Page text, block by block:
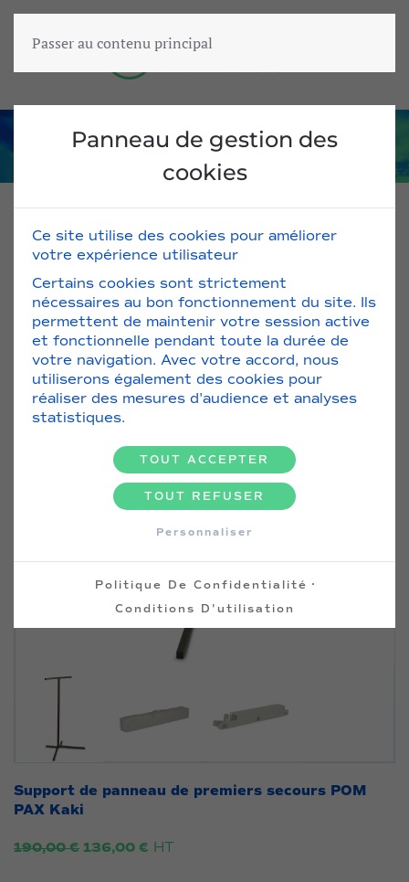
Panneau de gestion des
cookies
Ce site utilise des cookies pour améliorer
votre expérience utilisateur
Certains cookies sont strictement
nécessaires au bon fonctionnement du site. Ils
permettent de maintenir votre session active
et fonctionnelle pendant toute la durée de
votre navigation. Avec votre accord, nous
utiliserons également des cookies pour
réaliser des mesures d'audience et analyses
statistiques.
TOUT ACCEPTER
TOUT REFUSER
Personnaliser
Politique De Confidentialité ·
Conditions D'utilisation
Passer au contenu principal
Sacs & Valises / Sacs et rangements verticaux
PROMO !
Support de panneau de premiers secours POM
PAX Kaki
190,00€ Le
136,00 € Le
HT